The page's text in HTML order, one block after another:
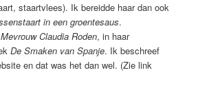
staartvlees). Ik bereidde haar dan ook
in een groentesaus.
Mevrouw Claudia Roden, in haar
De Smaken van Spanje. Ik beschreef
en dat was het dan wel. (Zie link